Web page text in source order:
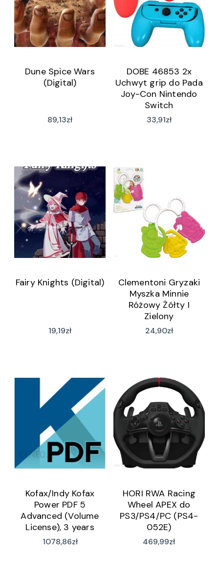
Dune Spice Wars
(Digital)
89,13zł
DOBE 46853 2x
Uchwyt grip do Pada
Joy-Con Nintendo
Switch
33,91zł
Fairy Knights (Digital)
19,19zł
Clementoni Gryzaki
Myszka Minnie
Różowy Żółty I
Zielony
24,90zł
Kofax/Indy Kofax
Power PDF 5
Advanced (Volume
License), 3 years
(PPDTERM0390C3)
1078,86zł
HORI RWA Racing
Wheel APEX do
PS3/PS4/PC (PS4-
052E)
469,99zł